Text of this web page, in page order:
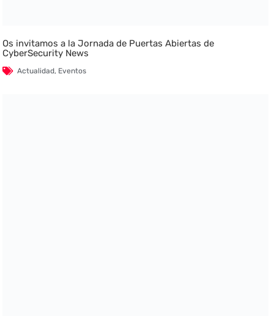
Os invitamos a la Jornada de Puertas Abiertas de
CyberSecurity News
Actualidad, Eventos